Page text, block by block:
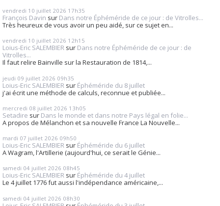
vendredi 10 juillet 2026 17h35
François Davin sur Dans notre Éphéméride de ce jour : de Vitrolles...
Très heureux de vous avoir un peu aidé, sur ce sujet en...
vendredi 10 juillet 2026 12h15
Loius-Eric SALEMBIER sur Dans notre Éphéméride de ce jour : de
Vitrolles...
Il faut relire Bainville sur la Restauration de 1814,...
jeudi 09 juillet 2026 09h35
Loius-Eric SALEMBIER sur Éphéméride du 8 juillet
j'ai écrit une méthode de calculs, reconnue et publiée...
mercredi 08 juillet 2026 13h05
Setadire sur Dans le monde et dans notre Pays légal en folie...
A propos de Mélanchon et sa nouvelle France La Nouvelle...
mardi 07 juillet 2026 09h50
Loius-Eric SALEMBIER sur Éphéméride du 6 juillet
A Wagram, l'Artillerie (aujourd'hui, ce serait le Génie...
samedi 04 juillet 2026 08h45
Loius-Eric SALEMBIER sur Éphéméride du 4 juillet
Le 4 juillet 1776 fut aussi l'indépendance américaine,...
samedi 04 juillet 2026 08h30